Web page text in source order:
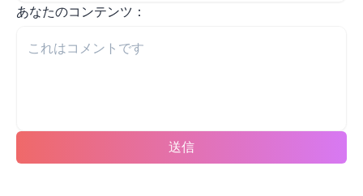
あなたのコンテンツ：
送信